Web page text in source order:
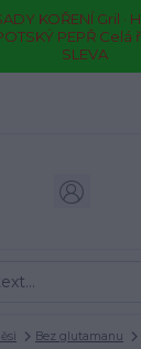
KOŘENÍ Gril
PEPŘ
SLEVA
Bez glutamanu